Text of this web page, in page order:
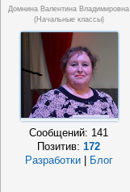
Домнина Валентина Владимировна
(начальные классы)
Сообщений: 141
Позитив:172
Разработки
Блог